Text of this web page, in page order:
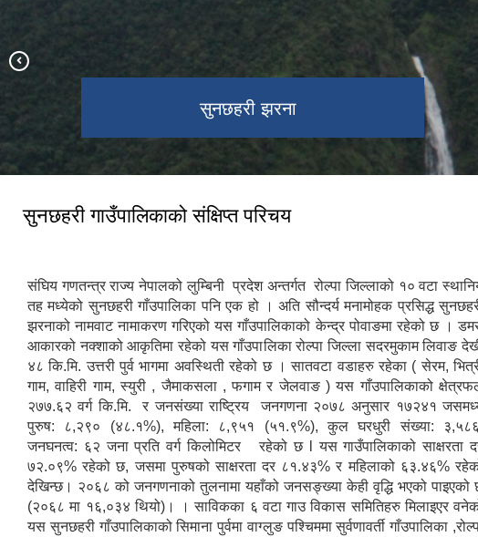
सुनछहरी झरना
विबाङ दह
सुनछहरी गाउँपालिकाको संक्षिप्त परिचय
संघिय गणतन्त्र राज्य नेपालको लुम्बिनी प्रदेश अन्तर्गत रोल्पा जिल्लाको १० वटा
तह मध्येको सुनछहरी गाँउपालिका पनि एक हो । अति सौन्दर्य मनामोहक प्रसिद्ध
झरनाको नामवाट नामाकरण गरिएको यस गाँउपालिकाको केन्द्र पोवाङमा रहेको छ ।
आकारको नक्शाको आकृतिमा रहेको यस गाँउपालिका रोल्पा जिल्ला सदरमुकाम लिवाङ
४८ कि.मि. उत्तरी पुर्व भागमा अवस्थिती रहेको छ । सातवटा वडाहरु रहेका ( सेरम,
गाम, वाहिरी गाम, स्युरी , जैमाकसला , फगाम र जेलवाङ ) यस गाँउपालिकाको
२७७.६२ वर्ग कि.मि. र जनसंख्या राष्ट्रिय जनगणना २०७८ अनुसार १७२४१
पुरुष: ८,२९० (४८.१%), महिला: ८,९५१ (५१.९%), कुल घरधुरी संख्या:
जनघनत्व: ६२ जना प्रति वर्ग किलोमिटर रहेको छ l यस गाउँपालिकाको साक्षरता
७२.०९% रहेको छ, जसमा पुरुषको साक्षरता दर ८१.४३% र महिलाको ६३.४६%
देखिन्छ। २०६८ को जनगणनाको तुलनामा यहाँको जनसङ्ख्या केही वृद्धि भएको पाइएको
(२०६८ मा १६,०३४ थियो)। । साविकका ६ वटा गाउ विकास समितिहरु मिलाइएर
यस सुनछहरी गाँउपालिकाको सिमाना पुर्वमा वाग्लुङ पश्चिममा सुर्वणावर्ती गाँउपालिका